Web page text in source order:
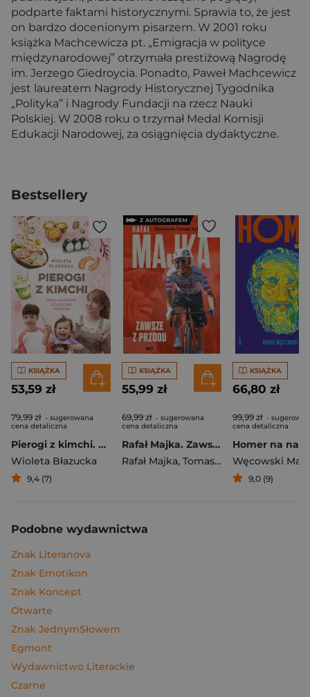
podparte faktami historycznymi. Sprawia to, że jest
on bardzo docenionym pisarzem. W 2001 roku
książka Machcewicza pt. „Emigracja w polityce
międzynarodowej” otrzymała prestiżową Nagrodę
im. Jerzego Giedroycia. Ponadto, Paweł Machcewicz
jest laureatem Nagrody Historycznej Tygodnika
„Polityka” i Nagrody Fundacji na rzecz Nauki
Polskiej. W 2008 roku o trzymał Medal Komisji
Edukacji Narodowej, za osiągnięcia dydaktyczne.
Bestsellery
KSIĄŻKA
53,59 zł
79,99 zł - sugerowana
cena detaliczna
Pierogi z kimchi. Moje ulubione azjatyckie przepisy
Wioleta Błazucka
9,4 (7)
KSIĄŻKA
55,99 zł
69,99 zł - sugerowana
cena detaliczna
Rafał Majka. Zawsze z przodu. Rozmawia Tomasz Kalemba - książka z autografem
Rafał Majka, Tomasz Kalemba
KSIĄŻKA
66,80 zł
99,99 zł -
cena detaliczna
Węcowski
9,0 (9)
Podobne wydawnictwa
Znak Literanova
Znak Emotikon
Znak Koncept
Otwarte
Znak JednymSłowem
Egmont
Wydawnictwo Literackie
Czarne